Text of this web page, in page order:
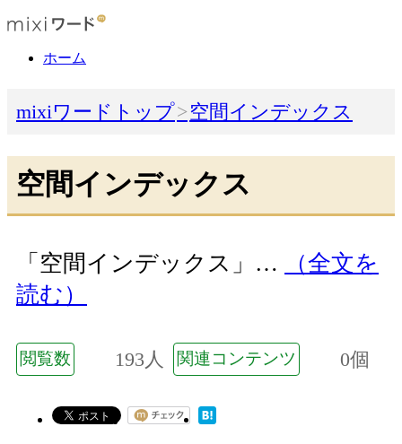
ホーム
mixiワードトップ 空間インデックス
空間インデックス
「空間インデックス」…
（全文を
読む）
閲覧数 193人 関連コンテンツ 0個